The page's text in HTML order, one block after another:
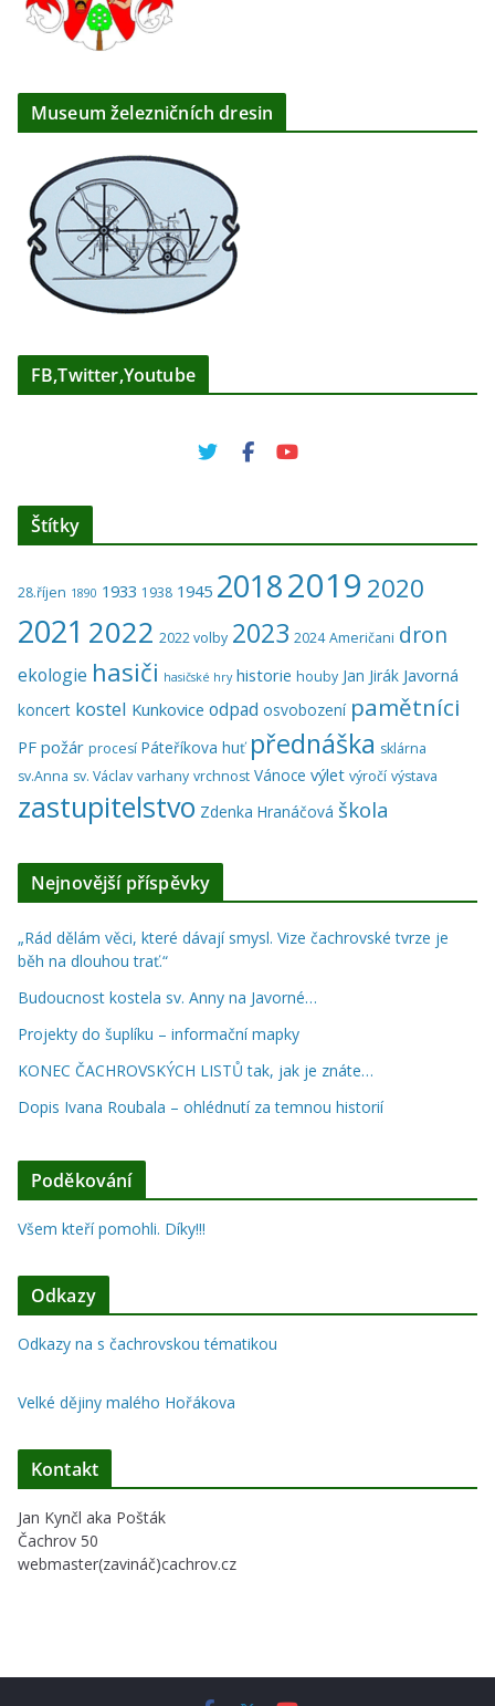
Museum železničních dresin
FB,Twitter,Youtube
Štítky
28.říjen 1890 1933 1938 1945 20182019 2020
2021 2022 2022 volby 2023 2024 Američani dron
ekologie hasiči hasičské hry historie houby Jan Jirák Javorná
koncert kostel Kunkovice odpad osvobození pamětníci
PF požár procesí Páteříkova huť přednáška sklárna
sv.Anna sv. Václav varhany vrchnost Vánoce výlet výročí výstava
zastupitelstvo Zdenka Hranáčová škola
Nejnovější příspěvky
„Rád dělám věci, které dávají smysl. Vize čachrovské tvrze je
běh na dlouhou trať.“
Budoucnost kostela sv. Anny na Javorné…
Projekty do šuplíku – informační mapky
KONEC ČACHROVSKÝCH LISTŮ tak, jak je znáte…
Dopis Ivana Roubala – ohlédnutí za temnou historií
Poděkování
Všem kteří pomohli. Díky!!!
Odkazy
Odkazy na s čachrovskou tématikou
Velké dějiny malého Hořákova
Kontakt
Jan Kynčl aka Pošták
Čachrov 50
webmaster(zavináč)cachrov.cz